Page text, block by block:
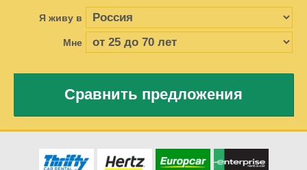
Я живу в
Мне
Сравнить предложения